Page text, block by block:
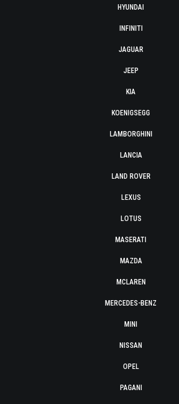
HYUNDAI
INFINITI
JAGUAR
JEEP
KIA
KOENIGSEGG
LAMBORGHINI
LANCIA
LAND ROVER
LEXUS
LOTUS
MASERATI
MAZDA
MCLAREN
MERCEDES-BENZ
MINI
NISSAN
OPEL
PAGANI